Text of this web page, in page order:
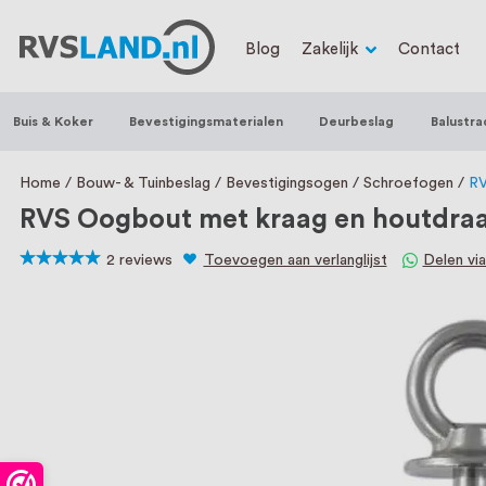
RVS Land is een écht familiebedrijf met
trapleuningen, deurbeslag,
een eigen werkplaats waar we RVS op
staat persoonlijke service bij ons
Blog Zakelijk Contact
Buis & Koker Bevestigingsmaterialen Deurbeslag
Home Bouw- & Tuinbeslag Bevestigingsogen Schroefogen
RVS Oogbout met kraag en
2 reviews Toevoegen aan verlanglijst Delen